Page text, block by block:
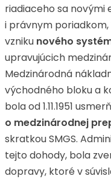
riadiaceho sa novými
i právnym
vzniku nového
upravujúcich
Medzinárodná
východného bloku a
bola od 1.11.1951
o medzinárodnej
skratkou SMGS.
tejto dohody, bola
dopravy, ktoré v